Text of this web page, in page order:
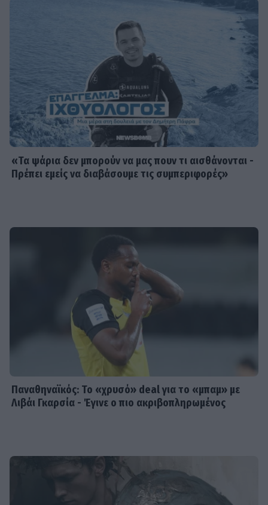
«Τα ψάρια δεν μπορούν να μας πουν τι αισθάνονται -
Πρέπει εμείς να διαβάσουμε τις συμπεριφορές»
Παναθηναϊκός: Το «χρυσό» deal για το «μπαμ» με
Λιβάι Γκαρσία - Έγινε ο πιο ακριβοπληρωμένος